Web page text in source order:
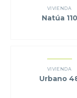
VIVIENDA
Natúa 110
VIVIENDA
Urbano